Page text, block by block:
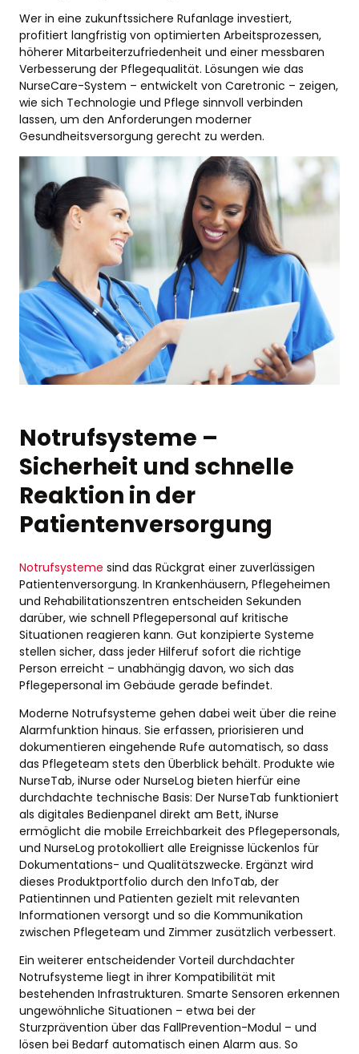
Wer in eine zukunftssichere Rufanlage investiert,
profitiert langfristig von optimierten Arbeitsprozessen,
höherer Mitarbeiterzufriedenheit und einer messbaren
Verbesserung der Pflegequalität. Lösungen wie das
NurseCare-System – entwickelt von Caretronic – zeigen,
wie sich Technologie und Pflege sinnvoll verbinden
lassen, um den Anforderungen moderner
Gesundheitsversorgung gerecht zu werden.
Notrufsysteme –
Sicherheit und schnelle
Reaktion in der
Patientenversorgung
Notrufsysteme sind das Rückgrat einer zuverlässigen
Patientenversorgung. In Krankenhäusern, Pflegeheimen
und Rehabilitationszentren entscheiden Sekunden
darüber, wie schnell Pflegepersonal auf kritische
Situationen reagieren kann. Gut konzipierte Systeme
stellen sicher, dass jeder Hilferuf sofort die richtige
Person erreicht – unabhängig davon, wo sich das
Pflegepersonal im Gebäude gerade befindet.
Moderne Notrufsysteme gehen dabei weit über die reine
Alarmfunktion hinaus. Sie erfassen, priorisieren und
dokumentieren eingehende Rufe automatisch, so dass
das Pflegeteam stets den Überblick behält. Produkte wie
NurseTab, iNurse oder NurseLog bieten hierfür eine
durchdachte technische Basis: Der NurseTab funktioniert
als digitales Bedienpanel direkt am Bett, iNurse
ermöglicht die mobile Erreichbarkeit des Pflegepersonals,
und NurseLog protokolliert alle Ereignisse lückenlos für
Dokumentations- und Qualitätszwecke. Ergänzt wird
dieses Produktportfolio durch den InfoTab, der
Patientinnen und Patienten gezielt mit relevanten
Informationen versorgt und so die Kommunikation
zwischen Pflegeteam und Zimmer zusätzlich verbessert.
Ein weiterer entscheidender Vorteil durchdachter
Notrufsysteme liegt in ihrer Kompatibilität mit
bestehenden Infrastrukturen. Smarte Sensoren erkennen
ungewöhnliche Situationen – etwa bei der
Sturzprävention über das FallPrevention-Modul – und
lösen bei Bedarf automatisch einen Alarm aus. So